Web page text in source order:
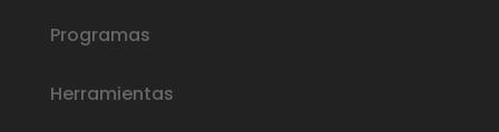
Programas
Herramientas